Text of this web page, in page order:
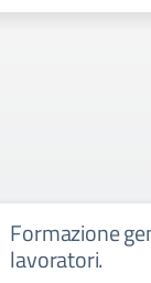
Formazione
lavoratori.